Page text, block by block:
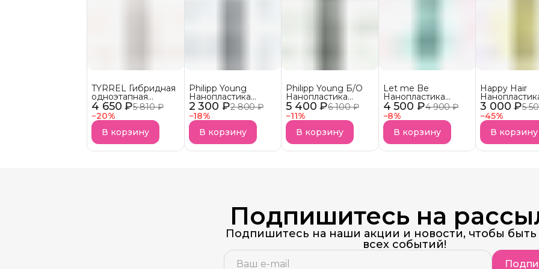
4 650 ₽5 810 ₽
−20%
TYRREL Гибридная
одноэтапная
нанопластика
REDUCT LISS
УСПЕЙ КУПИТЬ!
Уходит с рынка
В корзину
2 300 ₽2 800 ₽
−18%
Philipp Young
Нанопластика
MOLECULAR Hair
Straightening (ML)
В корзину
5 400 ₽6 100 ₽
−11%
Philipp Young Б/О
Нанопластика
MOLECULAR Hair
Straightening (ML)
Parfum free
В корзину
4 500 ₽4 900 ₽
−8%
Let me Be
Нанопластика
Protein Smoothing
В корзину
3 000 ₽5
−45%
Happy Hair
Blinda Coiffer
АКЦИЯ!
В корзину
Подпишитесь на
Подпишитесь на наши акции и новости, чтобы быть
всех событий!